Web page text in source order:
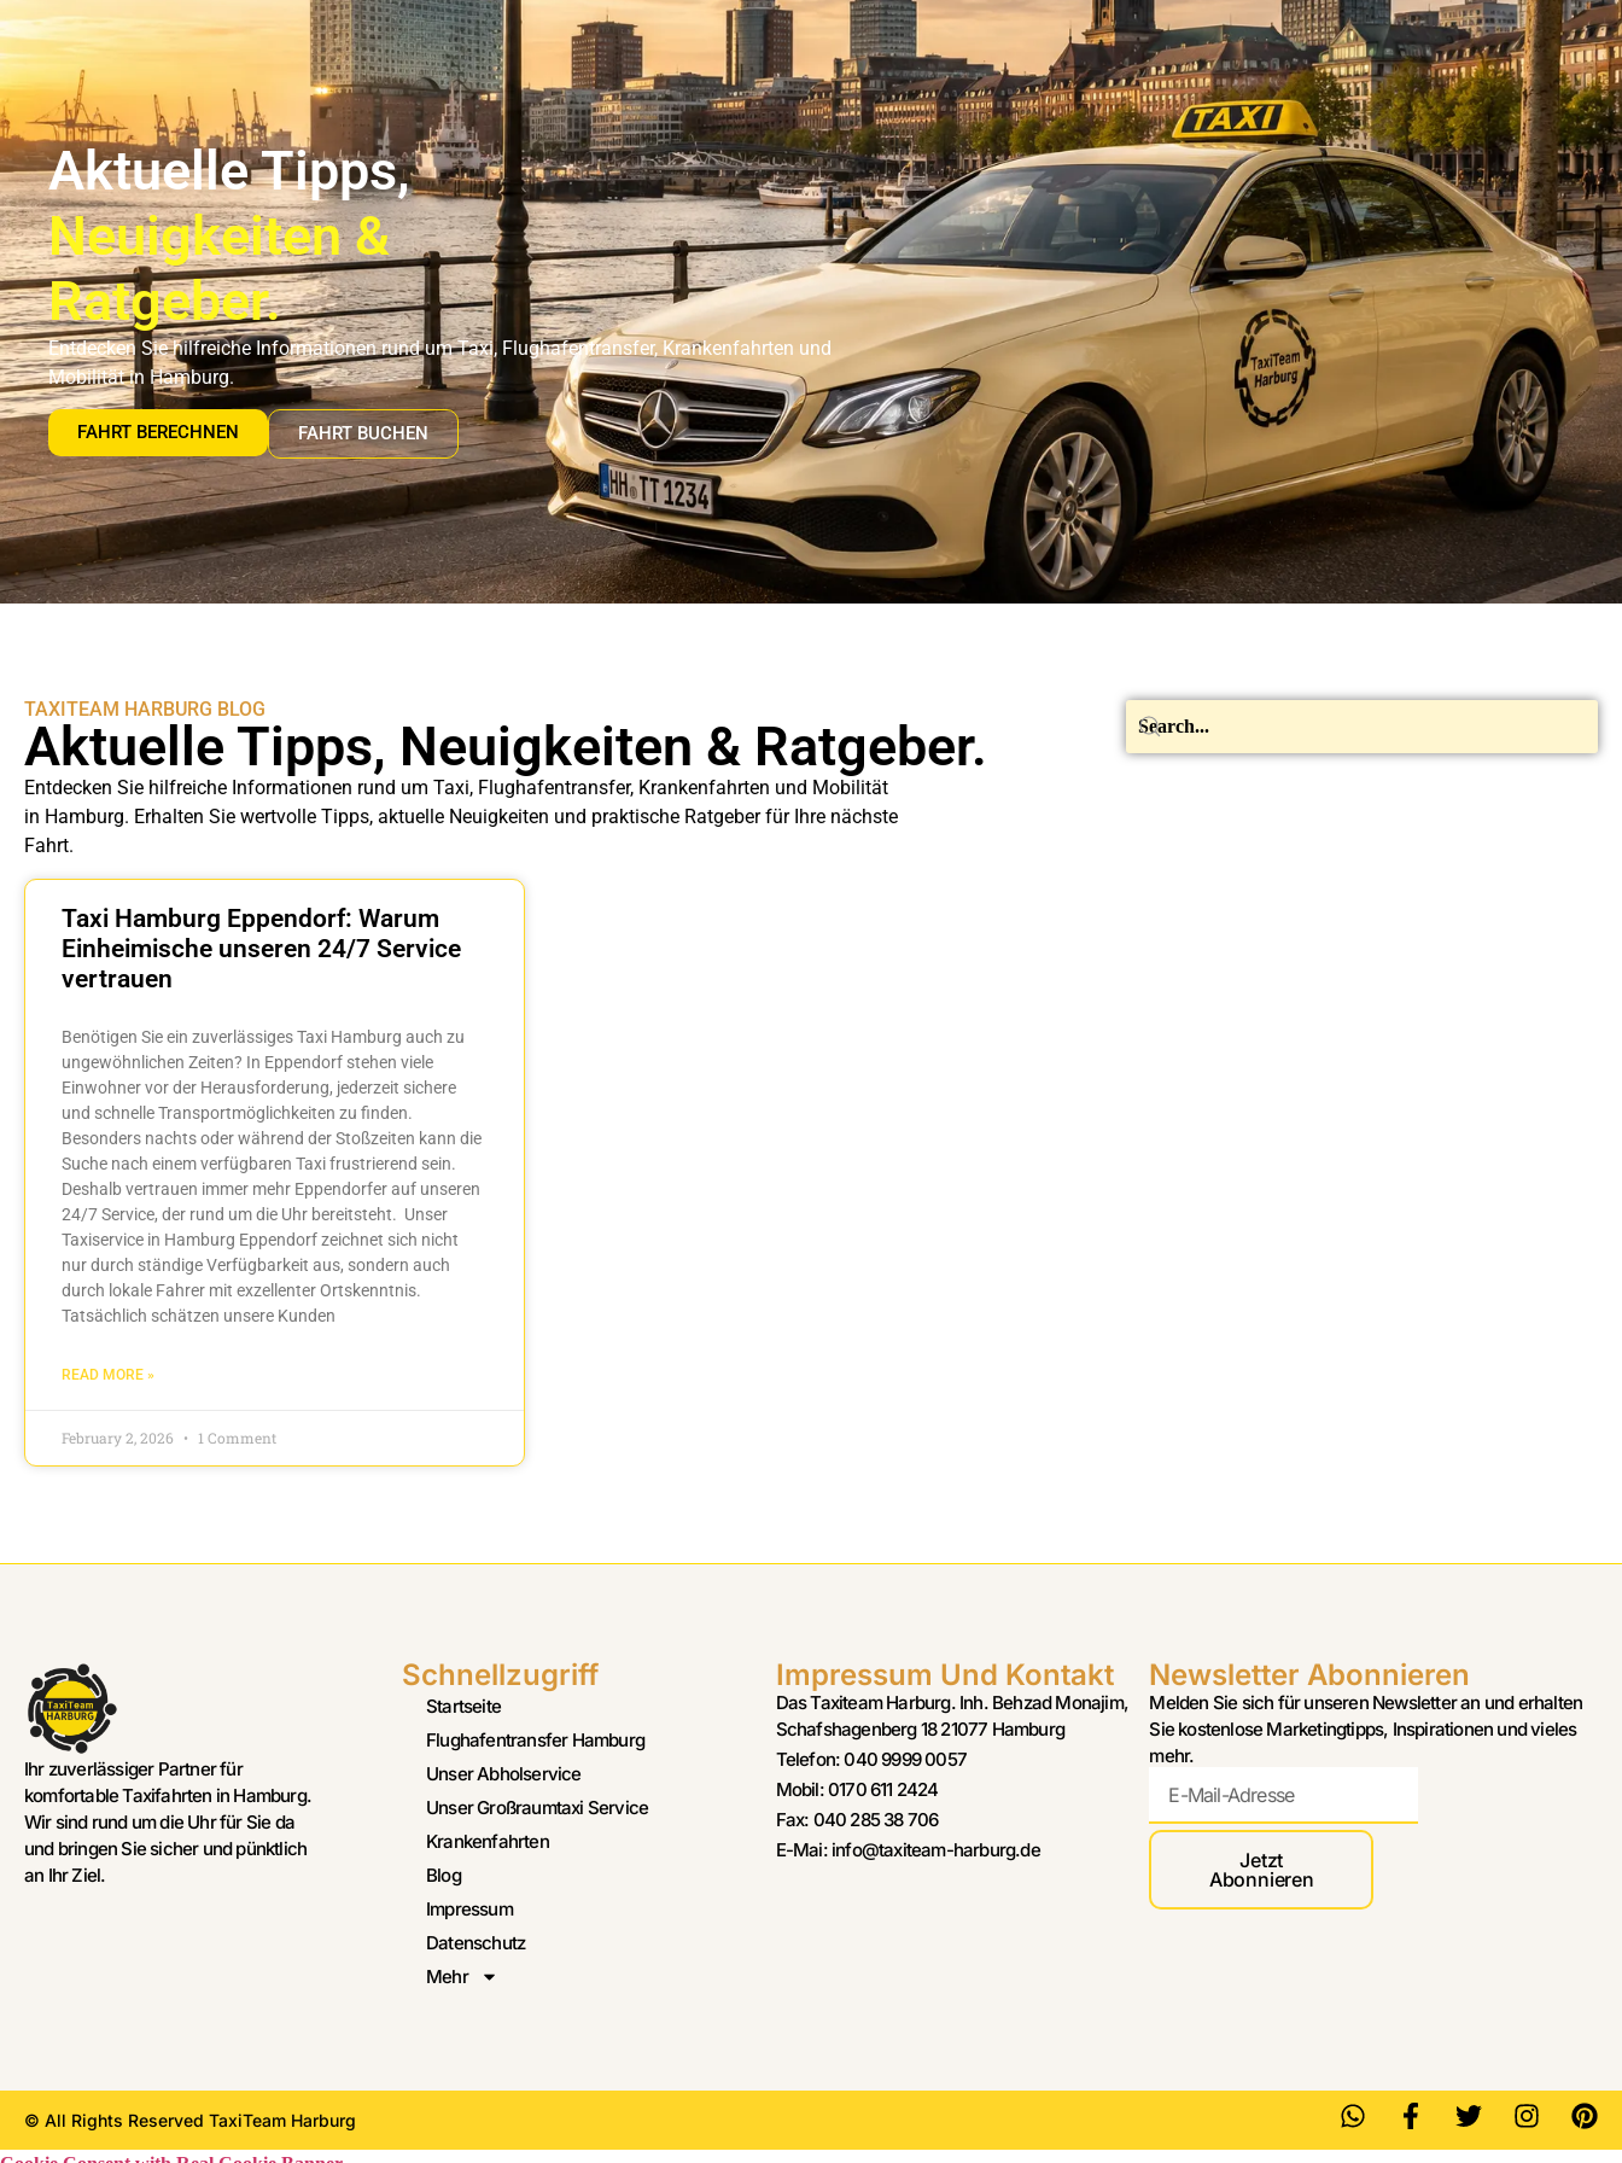
Flughafentransfer Hamburg Unser Abholservice Unser Großraumtaxi Service Krankenfahrten
Blog
Impressum
Mehr
Fahrt
buchen
DE
Aktuelle Tipps,
Neuigkeiten &
Ratgeber.
Entdecken Sie hilfreiche Informationen rund um Taxi, Flughafentransfer, Krankenfahrten und
Mobilität in Hamburg.
FAHRT BERECHNEN FAHRT BUCHEN
TAXITEAM HARBURG BLOG
Aktuelle Tipps, Neuigkeiten & Ratgeber.
Entdecken Sie hilfreiche Informationen rund um Taxi, Flughafentransfer, Krankenfahrten und Mobilität
in Hamburg. Erhalten Sie wertvolle Tipps, aktuelle Neuigkeiten und praktische Ratgeber für Ihre nächste
Fahrt.
Taxi Hamburg Eppendorf: Warum
Einheimische unseren 24/7 Service
vertrauen
Benötigen Sie ein zuverlässiges Taxi Hamburg auch zu
ungewöhnlichen Zeiten? In Eppendorf stehen viele
Einwohner vor der Herausforderung, jederzeit sichere
und schnelle Transportmöglichkeiten zu finden.
Besonders nachts oder während der Stoßzeiten kann die
Suche nach einem verfügbaren Taxi frustrierend sein.
Deshalb vertrauen immer mehr Eppendorfer auf unseren
24/7 Service, der rund um die Uhr bereitsteht. Unser
Taxiservice in Hamburg Eppendorf zeichnet sich nicht
nur durch ständige Verfügbarkeit aus, sondern auch
durch lokale Fahrer mit exzellenter Ortskenntnis.
Tatsächlich schätzen unsere Kunden
READ MORE »
February 2, 2026 1 Comment
Ihr zuverlässiger Partner für
komfortable Taxifahrten in Hamburg.
Wir sind rund um die Uhr für Sie da
und bringen Sie sicher und pünktlich
an Ihr Ziel.
Schnellzugriff
Startseite
Flughafentransfer Hamburg
Unser Abholservice
Unser Großraumtaxi Service
Krankenfahrten
Blog
Impressum
Datenschutz
Mehr
Impressum Und Kontakt
Das Taxiteam Harburg. Inh. Behzad Monajim,
Schafshagenberg 18 21077 Hamburg
Telefon: 040 9999 0057
Mobil: 0170 611 2424
Fax: 040 285 38 706
E-Mai: info@taxiteam-harburg.de
Newsletter Abonnieren
Melden Sie sich für unseren Newsletter an und erhalten
Sie kostenlose Marketingtipps, Inspirationen und vieles
mehr.
Jetzt
Abonnieren
© All Rights Reserved TaxiTeam Harburg